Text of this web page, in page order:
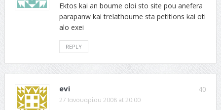
Ektos kai an boume oloi sto site pou anefera
parapanw kai trelathoume sta petitions kai oti
alo exei
REPLY
40
evi
27 Ιανουαρίου 2008 at 20:00